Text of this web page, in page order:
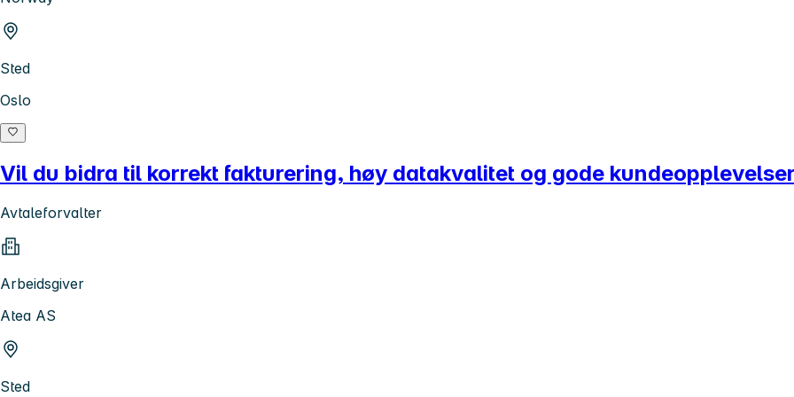
Sted
Oslo
Vil du bidra til korrekt fakturering, høy datakvalitet og gode
Avtaleforvalter
Arbeidsgiver
Atea AS
Sted